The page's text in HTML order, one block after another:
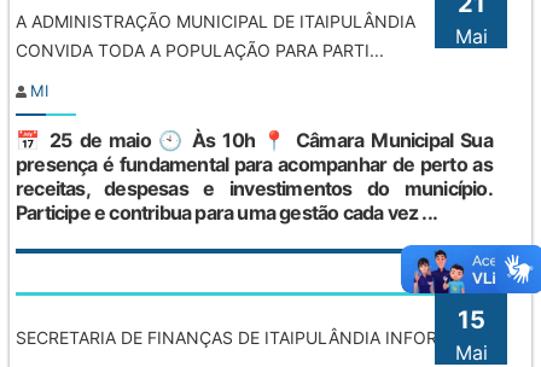
Mai
A ADMINISTRAÇÃO MUNICIPAL DE ITAIPULÂNDIA
CONVIDA TODA A POPULAÇÃO PARA PARTI...
MI
📅 25 de maio 🕙 Às 10h 📍 Câmara Municipal Sua
presença é fundamental para acompanhar de perto as
receitas, despesas e investimentos do município.
Participe e contribua para uma gestão cada vez ...
15
Mai
SECRETARIA DE FINANÇAS DE ITAIPULÂNDIA INFORMA: